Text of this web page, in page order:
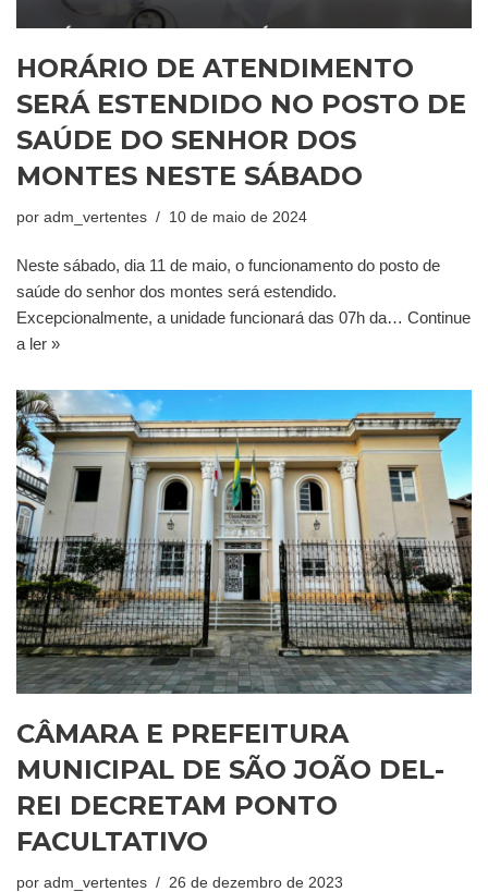
HORÁRIO DE ATENDIMENTO
SERÁ ESTENDIDO NO POSTO DE
SAÚDE DO SENHOR DOS
MONTES NESTE SÁBADO
por adm_vertentes 10 de maio de 2024
Neste sábado, dia 11 de maio, o funcionamento do posto de
saúde do senhor dos montes será estendido.
Excepcionalmente, a unidade funcionará das 07h da… Continue
a ler »
CÂMARA E PREFEITURA
MUNICIPAL DE SÃO JOÃO DEL-
REI DECRETAM PONTO
FACULTATIVO
por adm_vertentes 26 de dezembro de 2023